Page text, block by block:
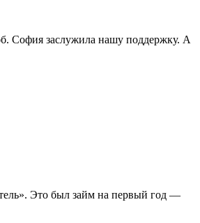
София заслужила нашу поддержку. А
Это был займ на первый год —